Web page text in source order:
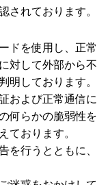
されております。
ドを使用し、正常
対して外部から不
明しております。
および正常通信に
何らかの脆弱性を
ております。
を行うとともに、